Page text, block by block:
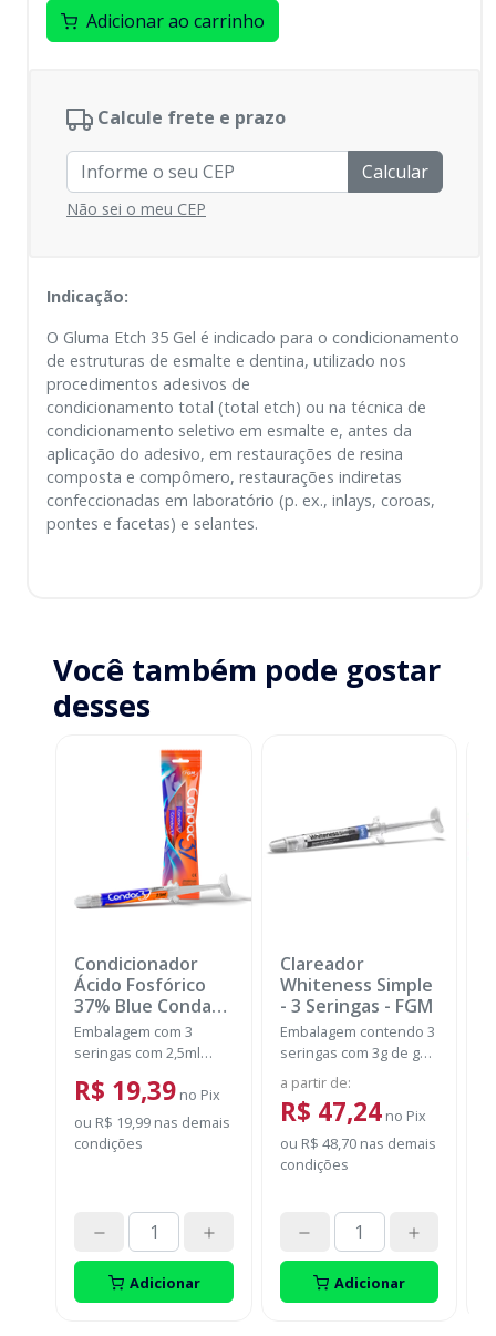
Adicionar ao carrinho
Calcule frete e prazo
Calcular
Não sei o meu CEP
Indicação:
O Gluma Etch 35 Gel é indicado para o condicionamento
de estruturas de esmalte e dentina, utilizado nos
procedimentos adesivos de
condicionamento total (total etch) ou na técnica de
condicionamento seletivo em esmalte e, antes da
aplicação do adesivo, em restaurações de resina
composta e compômero, restaurações indiretas
confeccionadas em laboratório (p. ex., inlays, coroas,
pontes e facetas) e selantes.
Você também pode gostar
desses
Condicionador
Ácido Fosfórico
37% Blue Condac-
FGM
Embalagem com 3
seringas com 2,5ml
para aplicação.
R$ 19,39 no Pix
ou R$ 19,99 nas demais
condições
Adicionar
Clareador
Whiteness Simple
- 3 Seringas - FGM
Embalagem contendo 3
seringas com 3g de gel
cada uma.
a partir de:
R$ 47,24 no Pix
ou R$ 48,70nas demais
condições
Adicionar